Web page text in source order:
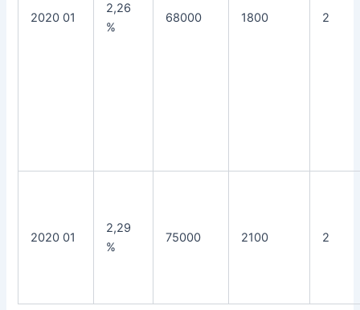
2020 01
2,26
%
68000 1800 2
2020 01
2,29
%
75000 2100 2